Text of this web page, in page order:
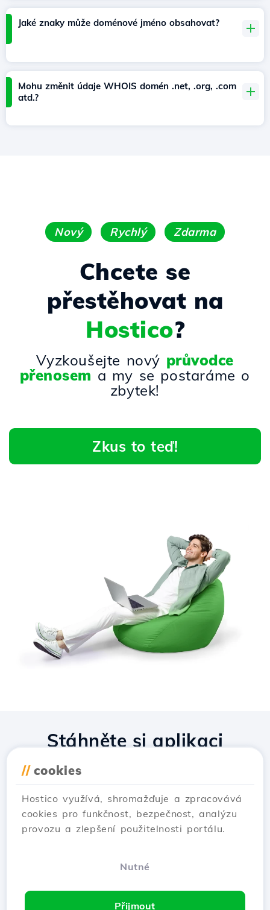
Jaké znaky může doménové jméno obsahovat?
Mohu změnit údaje WHOIS domén .net, .org, .com
atd.?
Nový Rychlý Zdarma
Chcete se
přestěhovat na
Hostico?
Vyzkoušejte nový průvodce
přenosem a my se postaráme o
zbytek!
Zkus to teď!
// cookies
Hostico využívá, shromažďuje a zpracovává
cookies pro funkčnost, bezpečnost, analýzu
provozu a zlepšení použitelnosti portálu.
Nutné
Přijmout
Stáhněte si aplikaci